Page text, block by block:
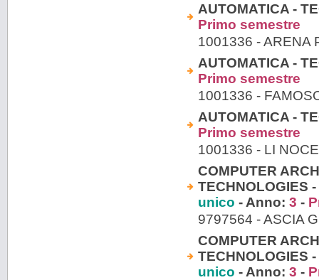
AUTOMATICA -
Primo semestre
1001336 - ARENA
AUTOMATICA -
Primo semestre
1001336 -
AUTOMATICA -
Primo semestre
1001336 - LI
COMPUTER
TECHNOLOGIES
unico - Anno: 3 -
9797564 - ASCIA
COMPUTER
TECHNOLOGIES
unico - Anno: 3 -